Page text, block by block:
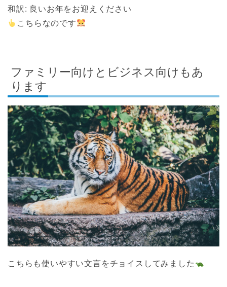
和訳: 良いお年をお迎えください
こちらなのです
ファミリー向けとビジネス向けもあ
ります
こちらも使いやすい文言をチョイスしてみました